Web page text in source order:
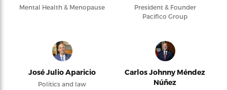
Mental Health & Menopause
President & Founder
Pacifico Group
José Julio Aparicio
Politics and law
Carlos Johnny Méndez
Núñez